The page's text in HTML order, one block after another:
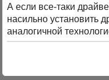
А если все-таки
насильно установить
аналогичной